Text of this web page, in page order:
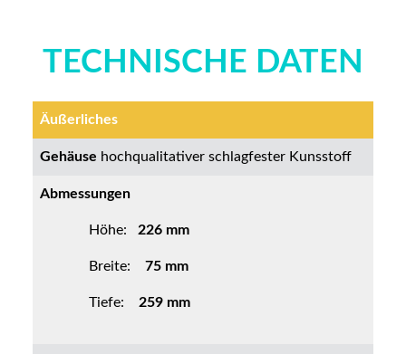
TECHNISCHE DATEN
Äußerliches
Gehäuse hochqualitativer schlagfester Kunsstoff
Abmessungen
Höhe: 226 mm
Breite: 75mm
Tiefe: 259 mm